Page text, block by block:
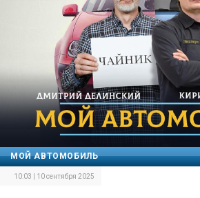
МОЙ АВТОМОБИЛЬ
10:03 | 10 сентября 2025